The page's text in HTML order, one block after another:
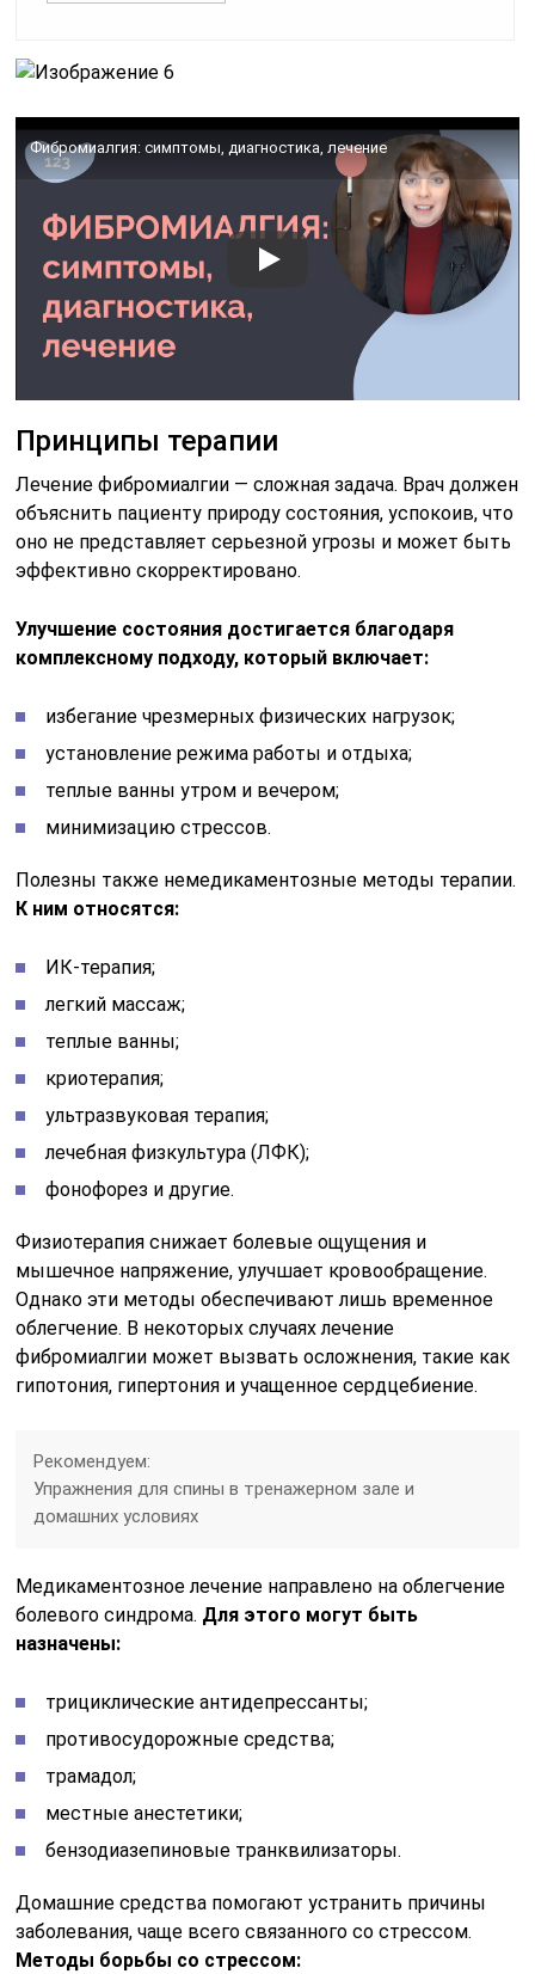
Фибромиалгия: симптомы, диагностика, лечение
Принципы терапии
Лечение фибромиалгии — сложная задача. Врач должен
объяснить пациенту природу состояния, успокоив, что
оно не представляет серьезной угрозы и может быть
эффективно скорректировано.
Улучшение состояния достигается благодаря
комплексному подходу, который включает:
избегание чрезмерных физических нагрузок;
установление режима работы и отдыха;
теплые ванны утром и вечером;
минимизацию стрессов.
Полезны также немедикаментозные методы терапии.
К ним относятся:
ИК-терапия;
легкий массаж;
теплые ванны;
криотерапия;
ультразвуковая терапия;
лечебная физкультура (ЛФК);
фонофорез и другие.
Физиотерапия снижает болевые ощущения и
мышечное напряжение, улучшает кровообращение.
Однако эти методы обеспечивают лишь временное
облегчение. В некоторых случаях лечение
фибромиалгии может вызвать осложнения, такие как
гипотония, гипертония и учащенное сердцебиение.
Рекомендуем:
Упражнения для спины в тренажерном зале и
домашних условиях
Медикаментозное лечение направлено на облегчение
болевого синдрома. Для этого могут быть
назначены:
трициклические антидепрессанты;
противосудорожные средства;
трамадол;
местные анестетики;
бензодиазепиновые транквилизаторы.
Домашние средства помогают устранить причины
заболевания, чаще всего связанного со стрессом.
Методы борьбы со стрессом: